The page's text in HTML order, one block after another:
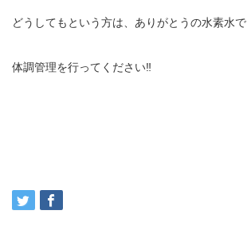
どうしてもという方は、ありがとうの水素水で
体調管理を行ってください‼️